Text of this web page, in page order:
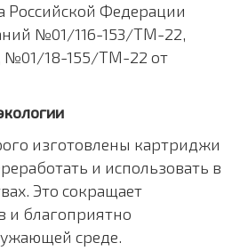
Российской Федерации
№01/116-153/ТМ-22,
18-155/ТМ-22 от
изготовлены картриджи
и использовать в
Это сокращает
и благоприятно
среде.